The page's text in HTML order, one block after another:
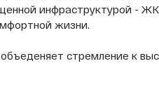
инфраструктурой - ЖК
жизни.
стремление к